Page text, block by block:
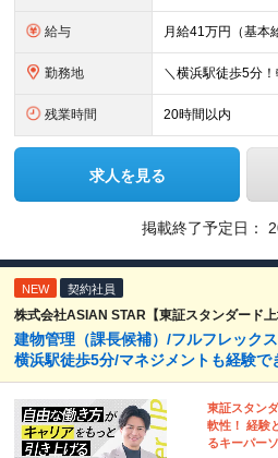
給与
勤務地
残業時間 20時間以内
求人を見る
掲載終了予定日：
NEW 契約社員
株式会社ASIAN STAR【東証スタンダード上
建物管理（課長候補）/フルフレック
横浜駅徒歩5分/マネジメントも経験で
東証スタン
軟性！ 経験
るキーパー